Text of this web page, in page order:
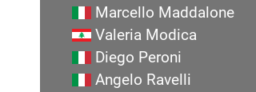
Marcello Maddalone
Valeria Modica
Diego Peroni
Angelo Ravelli